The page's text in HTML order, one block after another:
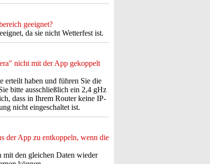
geeignet?
da sie nicht Wetterfest ist.
nicht mit der App gekoppelt
erteilt haben und führen Sie die
bitte ausschließlich ein 2,4 gHz
dass in Ihrem Router keine IP-
nicht eingeschaltet ist.
der App zu entkoppeln, wenn die
mit den gleichen Daten wieder